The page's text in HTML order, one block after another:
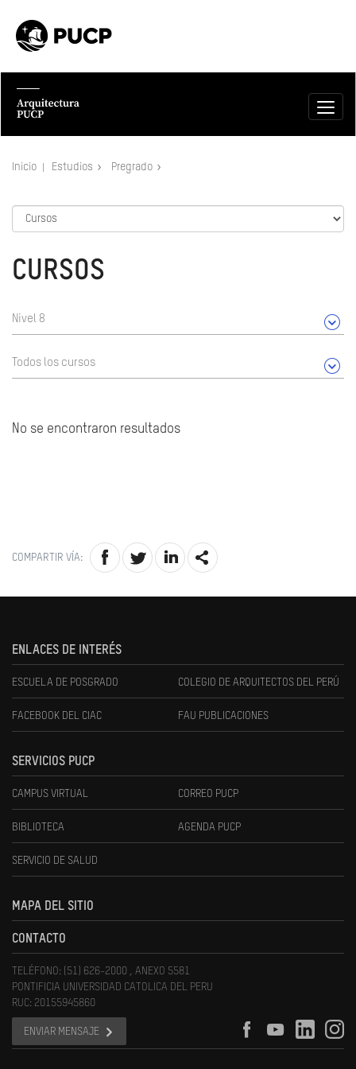
Inicio Estudios Pregrado
CURSOS
Nivel 8
Todos los cursos
No se encontraron resultados
COMPARTIR VÍA:
ENLACES DE INTERÉS
ESCUELA DE POSGRADO COLEGIO DE ARQUITECTOS DEL PERÚ
FACEBOOK DEL CIAC FAU PUBLICACIONES
SERVICIOS PUCP
CAMPUS VIRTUAL CORREO PUCP
BIBLIOTECA AGENDA PUCP
SERVICIO DE SALUD
MAPA DEL SITIO
CONTACTO
TELÉFONO: (51) 626-2000 , ANEXO 5581
PONTIFICIA UNIVERSIDAD CATOLICA DEL PERU
RUC: 20155945860
ENVIAR MENSAJE